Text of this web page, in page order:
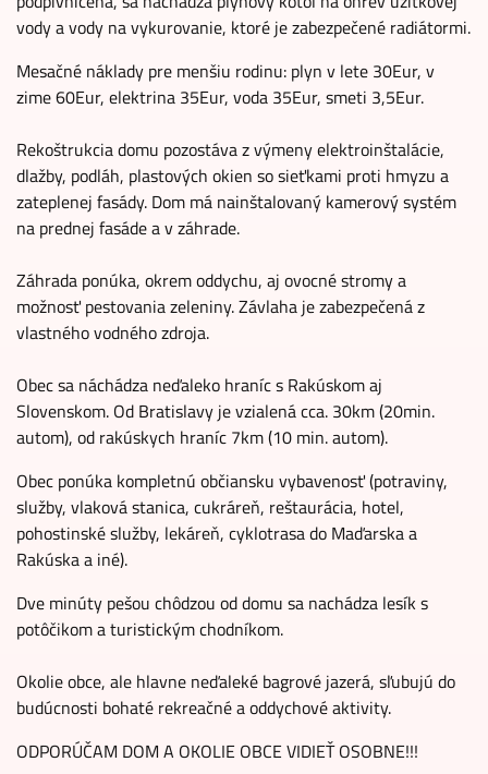
vody a vody na vykurovanie, ktoré je zabezpečené radiátormi.
Mesačné náklady pre menšiu rodinu: plyn v lete 30Eur, v
zime 60Eur, elektrina 35Eur, voda 35Eur, smeti 3,5Eur.
Rekoštrukcia domu pozostáva z výmeny elektroinštalácie,
dlažby, podláh, plastových okien so sieťkami proti hmyzu a
zateplenej fasády. Dom má nainštalovaný kamerový systém
na prednej fasáde a v záhrade.
Záhrada ponúka, okrem oddychu, aj ovocné stromy a
možnosť pestovania zeleniny. Závlaha je zabezpečená z
vlastného vodného zdroja.
Obec sa náchádza neďaleko hraníc s Rakúskom aj
Slovenskom. Od Bratislavy je vzialená cca. 30km (20min.
autom), od rakúskych hraníc 7km (10 min. autom).
Obec ponúka kompletnú občiansku vybavenosť (potraviny,
služby, vlaková stanica, cukráreň, reštaurácia, hotel,
pohostinské služby, lekáreň, cyklotrasa do Maďarska a
Rakúska a iné).
Dve minúty pešou chôdzou od domu sa nachádza lesík s
potôčikom a turistickým chodníkom.
Okolie obce, ale hlavne neďaleké bagrové jazerá, sľubujú do
budúcnosti bohaté rekreačné a oddychové aktivity.
ODPORÚČAM DOM A OKOLIE OBCE VIDIEŤ OSOBNE!!!